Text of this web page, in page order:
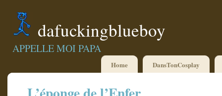
dafuckingblueboy
APPELLE MOI PAPA
Home DansTonCosplay